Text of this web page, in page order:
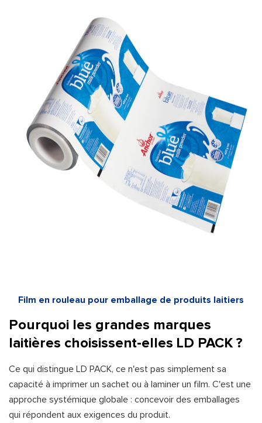
Film en rouleau pour emballage de produits laitiers
Pourquoi les grandes marques
laitières choisissent-elles LD PACK ?
Ce qui distingue LD PACK, ce n'est pas simplement sa
capacité à imprimer un sachet ou à laminer un film. C'est une
approche systémique globale : concevoir des emballages
qui répondent aux exigences du produit.